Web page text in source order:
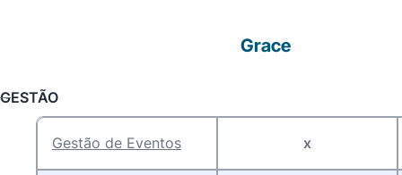
Grace
GESTÃO
Gestão de Eventos x